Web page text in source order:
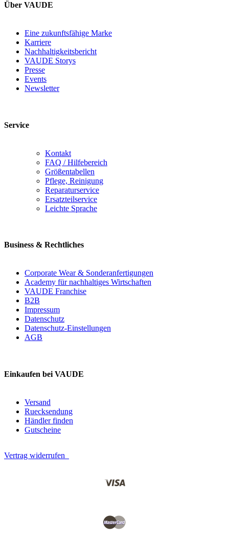
Über VAUDE
Eine zukunftsfähige Marke
Karriere
Nachhaltigkeitsbericht
VAUDE Storys
Presse
Events
Newsletter
Service
Kontakt
FAQ / Hilfebereich
Größentabellen
Pflege, Reinigung
Reparaturservice
Ersatzteilservice
Leichte Sprache
Business & Rechtliches
Corporate Wear & Sonderanfertigungen
Academy für nachhaltiges Wirtschaften
VAUDE Franchise
B2B
Impressum
Datenschutz
Datenschutz-Einstellungen
AGB
Einkaufen bei VAUDE
Versand
Ruecksendung
Händler finden
Gutscheine
Vertrag widerrufen